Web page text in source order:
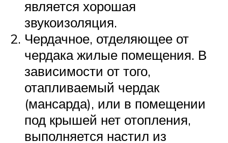
является хорошая
звукоизоляция.
Чердачное, отделяющее от
чердака жилые помещения. В
зависимости от того,
отапливаемый чердак
(мансарда), или в помещении
под крышей нет отопления,
выполняется настил из